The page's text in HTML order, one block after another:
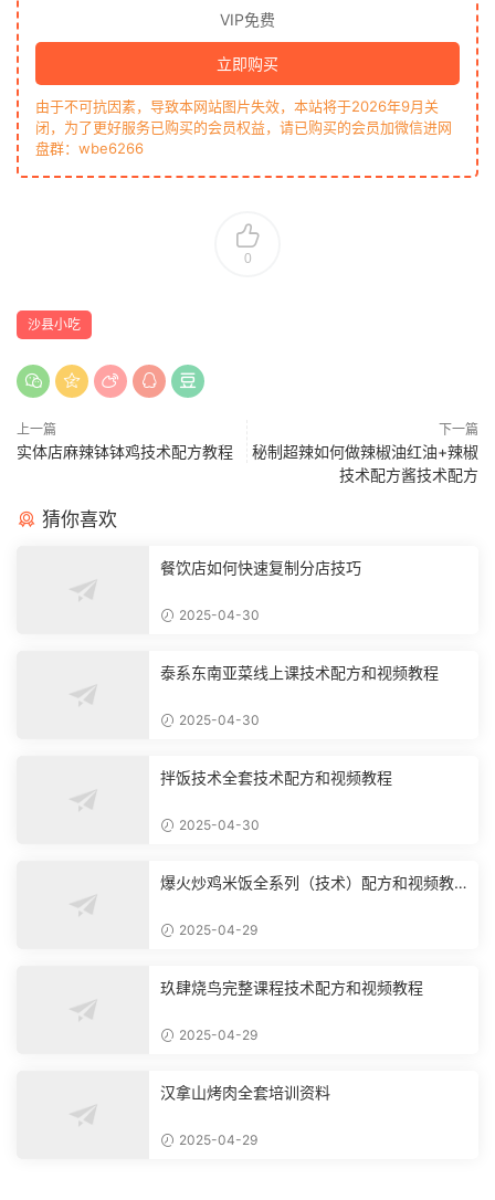
VIP免费
立即购买
由于不可抗因素，导致本网站图片失效，本站将于2026年9月关
闭，为了更好服务已购买的会员权益，请已购买的会员加微信进网
盘群：wbe6266
0
沙县小吃
上一篇
实体店麻辣钵钵鸡技术配方教程
下一篇
秘制超辣如何做辣椒油红油+辣椒
技术配方酱技术配方
猜你喜欢
餐饮店如何快速复制分店技巧
2025-04-30
泰系东南亚菜线上课技术配方和视频教程
2025-04-30
拌饭技术全套技术配方和视频教程
2025-04-30
爆火炒鸡米饭全系列（技术）配方和视频教
2025-04-29
玖肆烧鸟完整课程技术配方和视频教程
2025-04-29
汉拿山烤肉全套培训资料
2025-04-29